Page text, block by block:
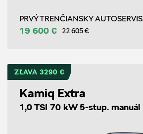
PRVÝ TRENČIANSKY AUTOSERVIS
19 600 € 22 605 €
ZĽAVA 3290 €
Kamiq Extra
1,0 TSI 70 kW 5-stup. manuál